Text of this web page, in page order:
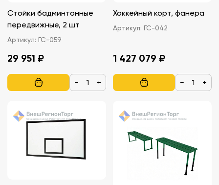
Стойки бадминтонные
передвижные, 2 шт
Артикул: ГС-059
29 951 ₽
− +
Хоккейный корт, фанера
Артикул: ГС-042
1 427 079 ₽
− +